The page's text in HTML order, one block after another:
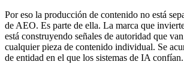
Por eso la producción de contenido no está
de AEO. Es parte de ella. La marca que
está construyendo señales de autoridad que
cualquier pieza de contenido individual. Se
de entidad en el que los sistemas de IA confían.